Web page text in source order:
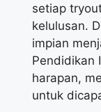
setiap
kelulusan.
impian
Pendidikan
harapan,
untuk